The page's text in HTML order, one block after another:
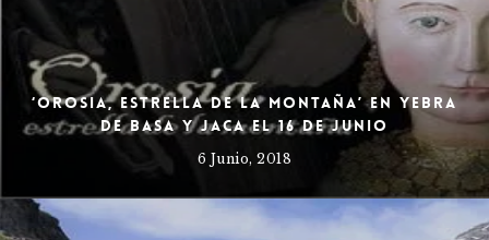
‘Orosia, estrella de la montaña’ en Yebra
de Basa y Jaca el 16 de junio
6 Junio, 2018